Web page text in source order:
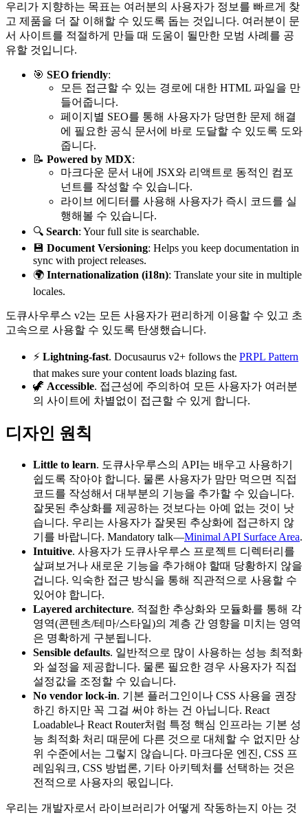
우리가 지향하는 목표는 여러분의 사용자가 정보를 빠르게 찾
고 제품을 더 잘 이해할 수 있도록 돕는 것입니다. 여러분이 문
서 사이트를 적절하게 만들 때 도움이 될만한 모범 사례를 공
유할 것입니다.
🎯 SEO friendly:
모든 접근할 수 있는 경로에 대한 HTML 파일을 만
들어줍니다.
페이지별 SEO를 통해 사용자가 당면한 문제 해결
에 필요한 공식 문서에 바로 도달할 수 있도록 도와
줍니다.
📝 Powered by MDX:
마크다운 문서 내에 JSX와 리액트로 동적인 컴포
넌트를 작성할 수 있습니다.
라이브 에디터를 사용해 사용자가 즉시 코드를 실
행해볼 수 있습니다.
🔍 Search: Your full site is searchable.
💾 Document Versioning: Helps you keep documentation in
sync with project releases.
🌍 Internationalization (i18n): Translate your site in multiple
locales.
도큐사우루스 v2는 모든 사용자가 편리하게 이용할 수 있고 초
고속으로 사용할 수 있도록 탄생했습니다.
⚡️ Lightning-fast. Docusaurus v2+ follows the PRPL Pattern
that makes sure your content loads blazing fast.
🦖 Accessible. 접근성에 주의하여 모든 사용자가 여러분
의 사이트에 차별없이 접근할 수 있게 합니다.
디자인 원칙
Little to learn. 도큐사우루스의 API는 배우고 사용하기
쉽도록 작아야 합니다. 물론 사용자가 맘만 먹으면 직접
코드를 작성해서 대부분의 기능을 추가할 수 있습니다.
잘못된 추상화를 제공하는 것보다는 아예 없는 것이 낫
습니다. 우리는 사용자가 잘못된 추상화에 접근하지 않
기를 바랍니다. Mandatory talk—Minimal API Surface Area.
Intuitive. 사용자가 도큐사우루스 프로젝트 디렉터리를
살펴보거나 새로운 기능을 추가해야 할때 당황하지 않을
겁니다. 익숙한 접근 방식을 통해 직관적으로 사용할 수
있어야 합니다.
Layered architecture. 적절한 추상화와 모듈화를 통해 각
영역(콘텐츠/테마/스타일)의 계층 간 영향을 미치는 영역
은 명확하게 구분됩니다.
Sensible defaults. 일반적으로 많이 사용하는 성능 최적화
와 설정을 제공합니다. 물론 필요한 경우 사용자가 직접
설정값을 조정할 수 있습니다.
No vendor lock-in. 기본 플러그인이나 CSS 사용을 권장
하긴 하지만 꼭 그걸 써야 하는 건 아닙니다. React
Loadable나 React Router처럼 특정 핵심 인프라는 기본 성
능 최적화 처리 때문에 다른 것으로 대체할 수 없지만 상
위 수준에서는 그렇지 않습니다. 마크다운 엔진, CSS 프
레임워크, CSS 방법론, 기타 아키텍처를 선택하는 것은
전적으로 사용자의 몫입니다.
우리는 개발자로서 라이브러리가 어떻게 작동하는지 아는 것